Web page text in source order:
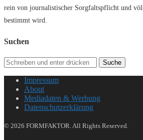
rein von journalistischer Sorgfaltspflicht und
bestimmt wird.
Suchen
Suche
Impressum
About
Mediadaten & Werbung
Datenschutzerklärung
© 2026 FORMFAKTOR. All Rights Reserved.